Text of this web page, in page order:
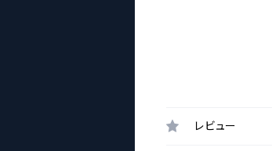
レビュー